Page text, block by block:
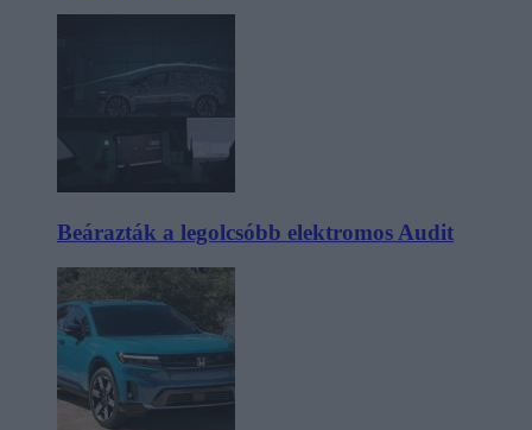
Beárazták a legolcsóbb elektromos Audit